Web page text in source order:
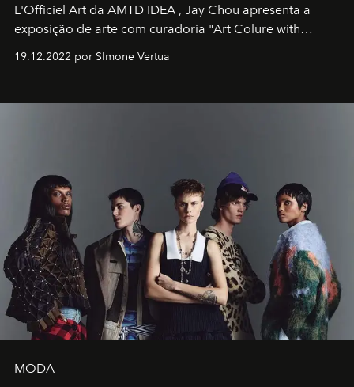
L'Officiel Art da AMTD IDEA , Jay Chou apresenta a
exposição de arte com curadoria "Art Colure with
19.12.2022 por SImone Vertua
MODA